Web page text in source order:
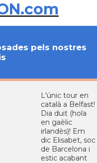
pels nostres
L'únic tour en
català a Belfast!
Dia duit (hola
en gaèlic
irlandès)! Em
dic Elisabet, soc
de Barcelona i
estic acabant